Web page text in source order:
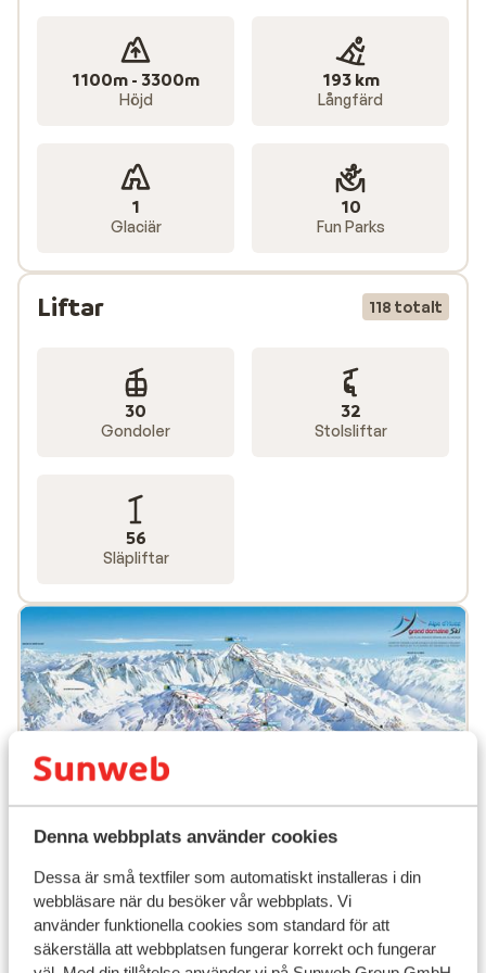
Denna webbplats använder cookies
Dessa är små textfiler som automatiskt installeras i din
webbläsare när du besöker vår webbplats. Vi
använder funktionella cookies som standard för att
säkerställa att webbplatsen fungerar korrekt och fungerar
Alperna med Sunweb inkluderas alltid liftkort i priset.
1100m - 3300m
Höjd
193 km
Långfärd
1
Glaciär
10
Fun Parks
Liftar 118 totalt
30
Gondoler
32
Stolsliftar
56
Släpliftar
Populära boenden